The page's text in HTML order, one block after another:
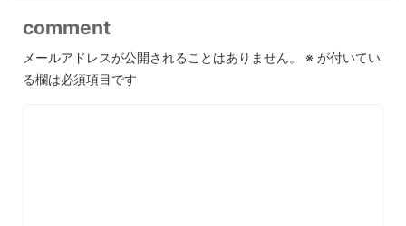
comment
メールアドレスが公開されることはありません。 ※ が付いてい
る欄は必須項目です